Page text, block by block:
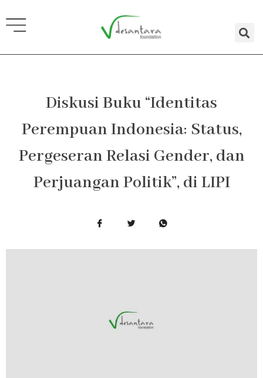
ke
konten
Diskusi Buku “Identitas
Perempuan Indonesia: Status,
Pergeseran Relasi Gender, dan
Perjuangan Politik”, di LIPI